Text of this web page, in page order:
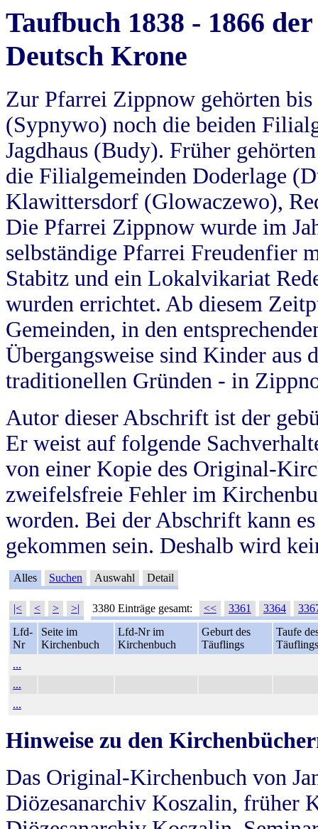
Taufbuch 1838 - 1866
Deutsch Krone
Zur Pfarrei Zippnow gehörten
(Sypnywo) noch die beiden
Jagdhaus (Budy). Früher
die Filialgemeinden Doderlage
Klawittersdorf (Glowaczewo),
Die Pfarrei Zippnow wurde im
selbständige Pfarrei Freudenfier
Stabitz und ein Lokalvikariat
wurden errichtet. Ab diesem
Gemeinden, in den
Übergangsweise sind Kinder aus
traditionellen Gründen - in
Autor dieser Abschrift ist der
Er weist auf folgende
von einer Kopie des Original-
zweifelsfreie Fehler im
worden. Bei der Abschrift kann
gekommen sein. Deshalb wird
Alles Suchen Auswahl Detail
|< < > >| 3380 Einträge gesamt: << 3361 3364
Lfd-
Nr
Seite im
Kirchenbuch
Lfd-Nr im
Kirchenbuch
Geburt des
Täuflings
Taufe
Täuflings
...
...
...
Hinweise zu den
Das Original-Kirchenbuch von
Diözesanarchiv Koszalin, früher